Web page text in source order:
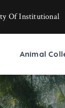
Of Institutional
Animal